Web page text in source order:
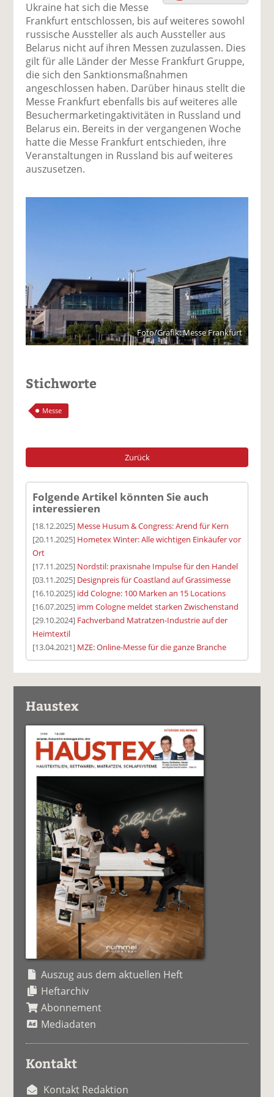
F
ac
e
b
o
o
k
te
il
e
n
er
n
n
k
e
di
n
te
il
e
n
m
ai
l
v
er
se
n
d
e
n
ck
e
Ukraine hat sich die Messe
Frankfurt entschlossen, bis auf weiteres sowohl
russische Aussteller als auch Aussteller aus
Belarus nicht auf ihren Messen zuzulassen. Dies
gilt für alle Länder der Messe Frankfurt Gruppe,
die sich den Sanktionsmaßnahmen
angeschlossen haben. Darüber hinaus stellt die
Messe Frankfurt ebenfalls bis auf weiteres alle
Besuchermarketingaktivitäten in Russland und
Belarus ein. Bereits in der vergangenen Woche
hatte die Messe Frankfurt entschieden, ihre
Veranstaltungen in Russland bis auf weiteres
auszusetzen.
Foto/Grafik: Messe Frankfurt
Stichworte
Messe
Zurück
Folgende Artikel könnten Sie auch
interessieren
[18.12.2025] Messe Husum & Congress: Arend für Kern
[20.11.2025] Hometex Winter: Alle wichtigen Einkäufer vor
Ort
[17.11.2025] Nordstil: praxisnahe Impulse für den Handel
[03.11.2025] Designpreis für Coastland auf Grassimesse
[16.10.2025] idd Cologne: 100 Marken an 15 Locations
[16.07.2025] imm Cologne meldet starken Zwischenstand
[29.10.2024] Fachverband Matratzen-Industrie auf der
Heimtextil
[13.04.2021] MZE: Online-Messe für die ganze Branche
Haustex
Auszug aus dem aktuellen Heft
Heftarchiv
Abonnement
Mediadaten
Kontakt
Kontakt Redaktion